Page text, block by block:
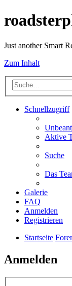
Just another Smart
Zum Inhalt
Schnellzugriff
Aktive
Suche
Das
Galerie
FAQ
Anmelden
Registrieren
Startseite
Anmelden